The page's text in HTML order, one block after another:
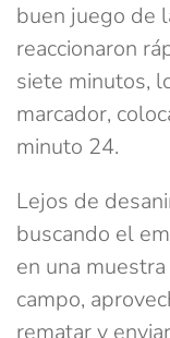
buen juego de
reaccionaron
siete minutos,
marcador,
minuto 24.
Lejos de
buscando el
en una
campo,